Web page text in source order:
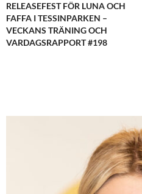
RELEASEFEST FÖR LUNA OCH
FAFFA I TESSINPARKEN –
VECKANS TRÄNING OCH
VARDAGSRAPPORT #198